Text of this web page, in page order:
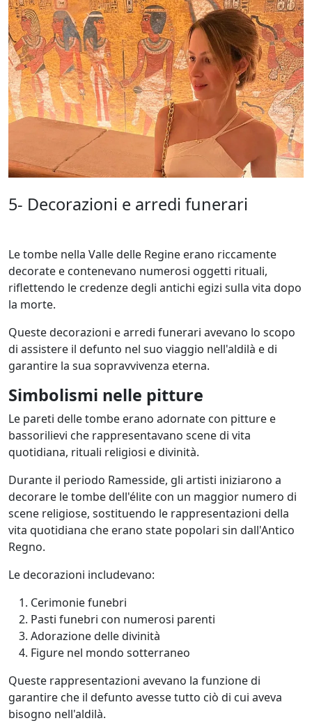
5- Decorazioni e arredi funerari
Le tombe nella Valle delle Regine erano riccamente
decorate e contenevano numerosi oggetti rituali,
riflettendo le credenze degli antichi egizi sulla vita dopo
la morte.
Queste decorazioni e arredi funerari avevano lo scopo
di assistere il defunto nel suo viaggio nell'aldilà e di
garantire la sua sopravvivenza eterna.
Simbolismi nelle pitture
Le pareti delle tombe erano adornate con pitture e
bassorilievi che rappresentavano scene di vita
quotidiana, rituali religiosi e divinità.
Durante il periodo Ramesside, gli artisti iniziarono a
decorare le tombe dell'élite con un maggior numero di
scene religiose, sostituendo le rappresentazioni della
vita quotidiana che erano state popolari sin dall'Antico
Regno.
Le decorazioni includevano:
Cerimonie funebri
Pasti funebri con numerosi parenti
Adorazione delle divinità
Figure nel mondo sotterraneo
Queste rappresentazioni avevano la funzione di
garantire che il defunto avesse tutto ciò di cui aveva
bisogno nell'aldilà.